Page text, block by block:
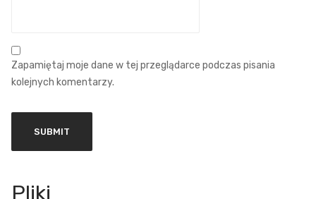
Zapamiętaj moje dane w tej przeglądarce podczas pisania
kolejnych komentarzy.